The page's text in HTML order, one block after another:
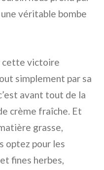
véritable bombe
cette victoire
simplement par sa
avant tout de la
crème fraîche. Et
grasse,
optez pour les
fines herbes,